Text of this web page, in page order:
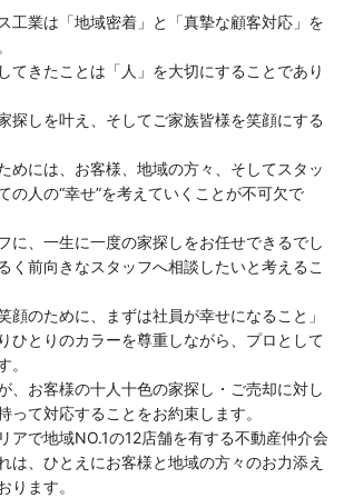
工業は「地域密着」と「真摯な顧客対応」を
てきたことは「人」を大切にすることであり
探しを叶え、そしてご家族皆様を笑顔にする
めには、お客様、地域の方々、そしてスタッ
の人の“幸せ”を考えていくことが不可欠で
に、一生に一度の家探しをお任せできるでし
く前向きなスタッフへ相談したいと考えるこ
顔のために、まずは社員が幸せになること」
ひとりのカラーを尊重しながら、プロとして
。
、お客様の十人十色の家探し・ご売却に対し
って対応することをお約束します。
アで地域NO.1の12店舗を有する不動産仲介会
は、ひとえにお客様と地域の方々のお力添え
ります。